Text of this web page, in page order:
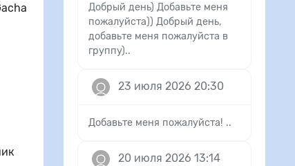
Добрый день) Добавьте меня
пожалуйста)) Добрый день,
добавьте меня пожалуйста в
группу)..
23 июля 2026 20:30
Добавьте меня пожалуйста! ..
20 июля 2026 13:14